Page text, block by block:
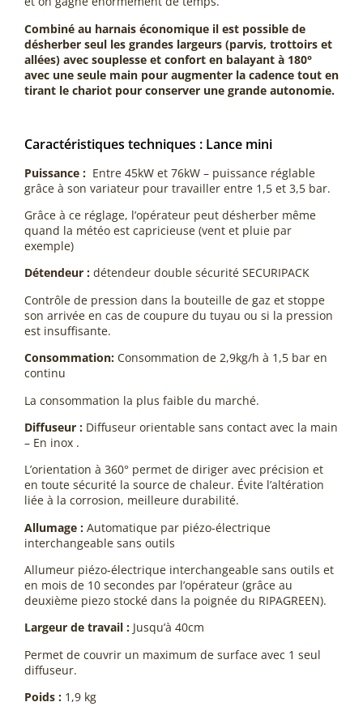
Combiné au harnais économique il est possible de
désherber seul les grandes largeurs (parvis, trottoirs et
allées) avec souplesse et confort en balayant à 180°
avec une seule main pour augmenter la cadence tout en
tirant le chariot pour conserver une grande autonomie.
Caractéristiques techniques : Lance mini
Puissance : Entre 45kW et 76kW – puissance réglable
grâce à son variateur pour travailler entre 1,5 et 3,5 bar.
Grâce à ce réglage, l’opérateur peut désherber même
quand la météo est capricieuse (vent et pluie par
exemple)
Détendeur : détendeur double sécurité SECURIPACK
Contrôle de pression dans la bouteille de gaz et stoppe
son arrivée en cas de coupure du tuyau ou si la pression
est insuffisante.
Consommation: Consommation de 2,9kg/h à 1,5 bar en
continu
La consommation la plus faible du marché.
Diffuseur : Diffuseur orientable sans contact avec la main
– En inox .
L’orientation à 360° permet de diriger avec précision et
en toute sécurité la source de chaleur. Évite l’altération
liée à la corrosion, meilleure durabilité.
Allumage : Automatique par piézo-électrique
interchangeable sans outils
Allumeur piézo-électrique interchangeable sans outils et
en mois de 10 secondes par l’opérateur (grâce au
deuxième piezo stocké dans la poignée du RIPAGREEN).
Largeur de travail : Jusqu’à 40cm
Permet de couvrir un maximum de surface avec 1 seul
diffuseur.
Poids : 1,9 kg